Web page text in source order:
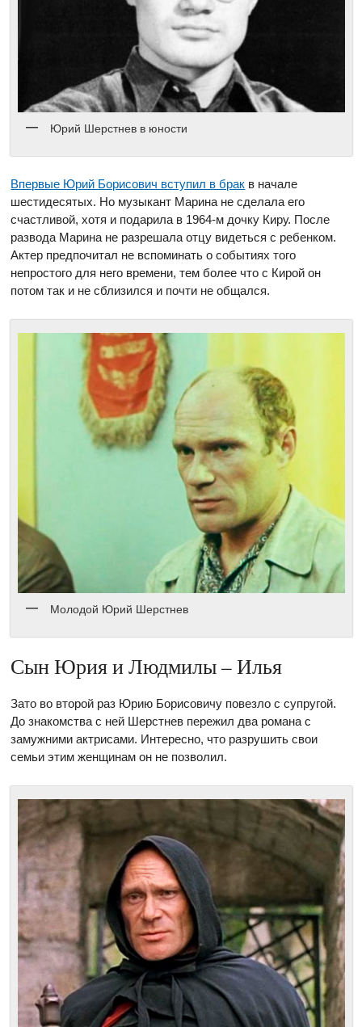
Юрий Шерстнев в юности
Впервые Юрий Борисович вступил в брак в начале
шестидесятых. Но музыкант Марина не сделала его
счастливой, хотя и подарила в 1964-м дочку Киру. После
развода Марина не разрешала отцу видеться с ребенком.
Актер предпочитал не вспоминать о событиях того
непростого для него времени, тем более что с Кирой он
потом так и не сблизился и почти не общался.
Молодой Юрий Шерстнев
Сын Юрия и Людмилы – Илья
Зато во второй раз Юрию Борисовичу повезло с супругой.
До знакомства с ней Шерстнев пережил два романа с
замужними актрисами. Интересно, что разрушить свои
семьи этим женщинам он не позволил.